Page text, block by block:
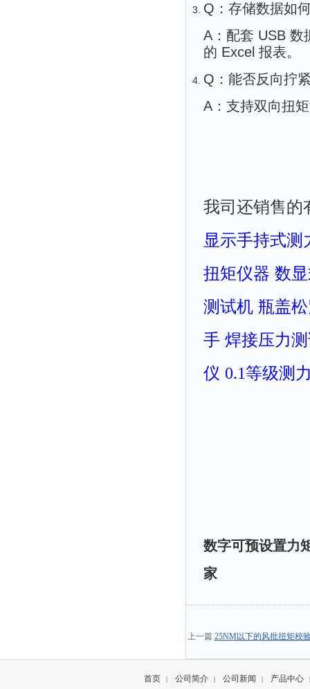
Q：存储数据如
A：配套 USB 数
的 Excel 报表。
Q：能否反向拧
A：支持双向扭
我司还销售的
显示手持式测
扭矩仪器 数
测试机 瓶盖
手 焊接压力
仪 0.1等级测
数字可预设置力
家
上一篇 25NM以下的风批扭矩校
首页 | 公司简介 | 公司新闻 | 产品中心 |